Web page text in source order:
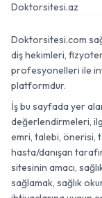
Doktorsitesi.az
Doktorsitesi.com
diş hekimleri,
profesyonelleri ile
platformdur.
İş bu sayfada yer
değerlendirmeleri,
emri, talebi, önerisi,
hasta/danışan
sitesinin amacı,
sağlamak, sağlık